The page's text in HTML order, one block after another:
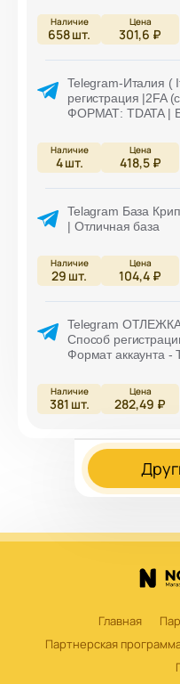
658шт. 301,6 ₽
Telegram-Италия (
регистрация |2FA
ФОРМАТ: TDATA |
4шт. 418,5 ₽
Telagram База
| Отличная база
29 шт. 104,4 ₽
Telegram
Способ
Формат аккаунта -
381 шт. 282,49 ₽
Главная
Партнерская